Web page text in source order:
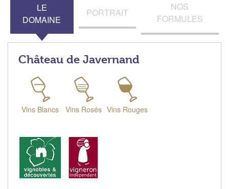
LE
DOMAINE
PORTRAIT
NOS
FORMULES
Château de Javernand
Vins Blancs Vins Rosés Vins Rouges